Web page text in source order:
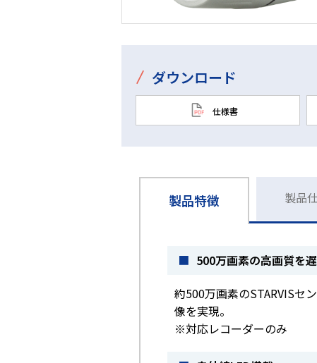
/ ダウンロード
仕様書
製品特徴 製品
■ 500万画素の高画質を
約500万画素のSTARVIS
像を実現。
※対応レコーダーのみ